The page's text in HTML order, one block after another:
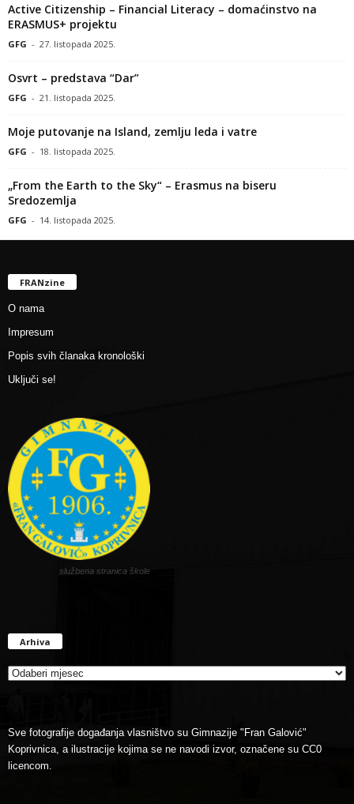
Active Citizenship – Financial Literacy – domaćinstvo na
ERASMUS+ projektu
GFG - 27. listopada 2025.
Osvrt – predstava “Dar”
GFG - 21. listopada 2025.
Moje putovanje na Island, zemlju leda i vatre
GFG - 18. listopada 2025.
„From the Earth to the Sky“ – Erasmus na biseru
Sredozemlja
GFG - 14. listopada 2025.
FRANzine
O nama
Impresum
Popis svih članaka kronološki
Uključi se!
službena stranica škole
Arhiva
Sve fotografije događanja vlasništvo su Gimnazije "Fran Galović"
Koprivnica, a ilustracije kojima se ne navodi izvor, označene su CC0
licencom.